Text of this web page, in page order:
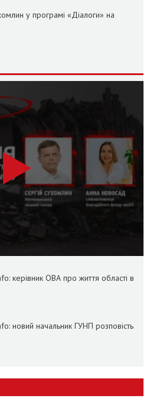
у програмі «Діалоги» на
керівник ОВА про життя області в
новий начальник ГУНП розповість